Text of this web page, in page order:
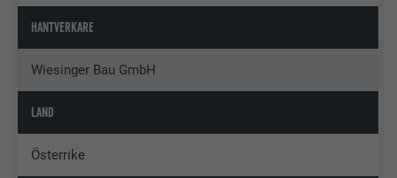
HANTVERKARE
Wiesinger Bau GmbH
LAND
Österrike